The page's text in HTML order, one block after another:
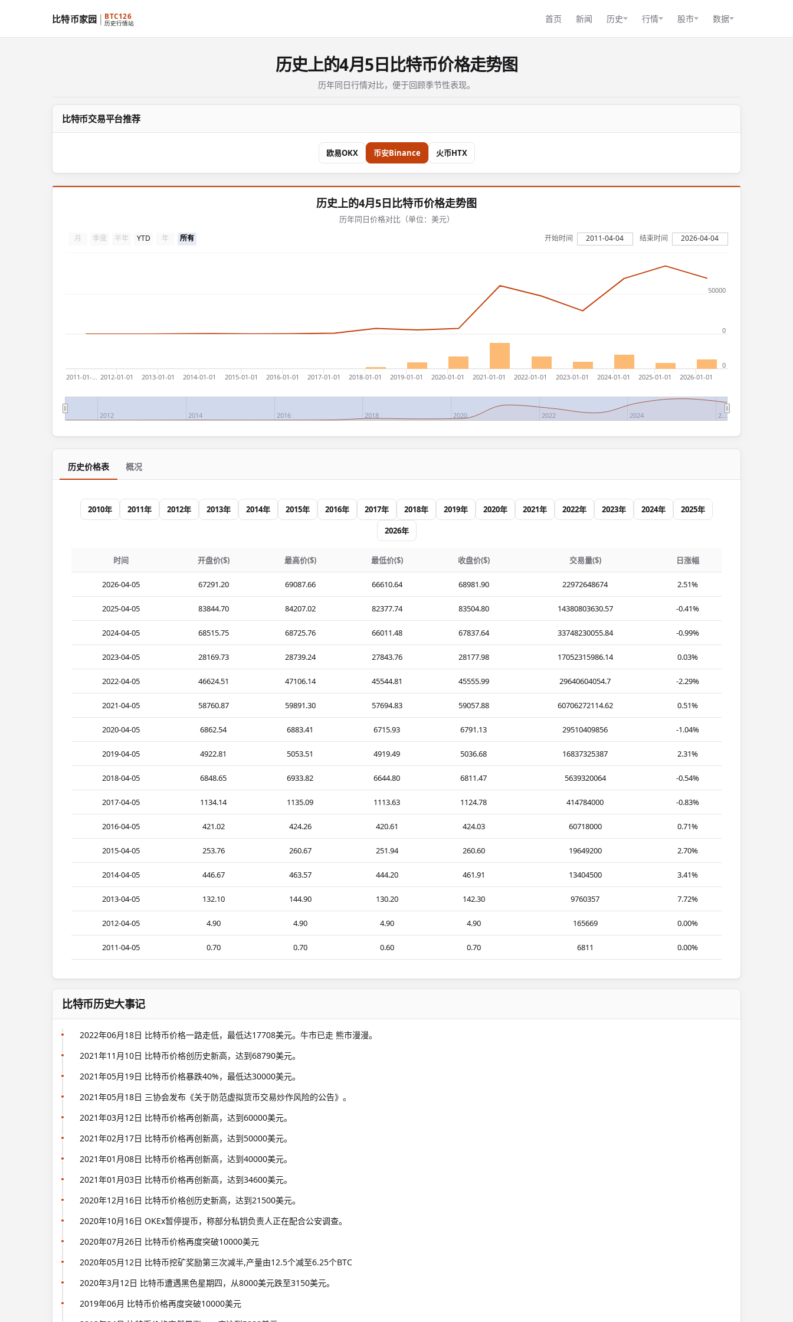
比特币家园 BTC126
历史行情站 首页 新闻 历史 行情 股市 数据
历史上的4月5日比特币价格走势图
历年同日行情对比，便于回顾季节性表现。
比特币交易平台推荐
欧易OKX 币安Binance 火币HTX
历史上的4月5日比特币价格走势图
历年同日价格对比（单位：美元）
2011-01-… 2012-01-01 2013-01-01 2014-01-01 2015-01-01 2016-01-01 2017-01-01 2018-01-01 2019-01-01 2020-01-01 2021-01-01 2022-01-01 2023-01-01 2024-01-01 2025-01-01 2026-01-01
2012 2014 2016 2018 2020 2022 2024 2…
0
50000
0
月 季度 半年 YTD 年 所有 开始时间 2011-04-04 结束时间 2026-04-04
历史价格表 概况
2010年 2011年 2012年 2013年 2014年 2015年 2016年 2017年 2018年 2019年 2020年 2021年 2022年 2023年 2024年
2025年
2026年
时间 开盘价($) 最高价($) 最低价($) 收盘价($) 交易量($) 日涨幅
2026-04-05 67291.20 69087.66 66610.64 68981.90 22972648674 2.51%
2025-04-05 83844.70 84207.02 82377.74 83504.80 14380803630.57 -0.41%
2024-04-05 68515.75 68725.76 66011.48 67837.64 33748230055.84 -0.99%
2023-04-05 28169.73 28739.24 27843.76 28177.98 17052315986.14 0.03%
2022-04-05 46624.51 47106.14 45544.81 45555.99 29640604054.7 -2.29%
2021-04-05 58760.87 59891.30 57694.83 59057.88 60706272114.62 0.51%
2020-04-05 6862.54 6883.41 6715.93 6791.13 29510409856 -1.04%
2019-04-05 4922.81 5053.51 4919.49 5036.68 16837325387 2.31%
2018-04-05 6848.65 6933.82 6644.80 6811.47 5639320064 -0.54%
2017-04-05 1134.14 1135.09 1113.63 1124.78 414784000 -0.83%
2016-04-05 421.02 424.26 420.61 424.03 60718000 0.71%
2015-04-05 253.76 260.67 251.94 260.60 19649200 2.70%
2014-04-05 446.67 463.57 444.20 461.91 13404500 3.41%
2013-04-05 132.10 144.90 130.20 142.30 9760357 7.72%
2012-04-05 4.90 4.90 4.90 4.90 165669 0.00%
2011-04-05 0.70 0.70 0.60 0.70 6811 0.00%
比特币历史大事记
2022年06月18日 比特币价格一路走低，最低达17708美元。牛市已走 熊市漫漫。
2021年11月10日 比特币价格创历史新高，达到68790美元。
2021年05月19日 比特币价格暴跌40%，最低达30000美元。
2021年05月18日 三协会发布《关于防范虚拟货币交易炒作风险的公告》。
2021年03月12日 比特币价格再创新高，达到60000美元。
2021年02月17日 比特币价格再创新高，达到50000美元。
2021年01月08日 比特币价格再创新高，达到40000美元。
2021年01月03日 比特币价格再创新高，达到34600美元。
2020年12月16日 比特币价格创历史新高，达到21500美元。
2020年10月16日 OKEx暂停提币，称部分私钥负责人正在配合公安调查。
2020年07月26日 比特币价格再度突破10000美元
2020年05月12日 比特币挖矿奖励第三次减半,产量由12.5个减至6.25个BTC
2020年3月12日 比特币遭遇黑色星期四，从8000美元跌至3150美元。
2019年06月 比特币价格再度突破10000美元